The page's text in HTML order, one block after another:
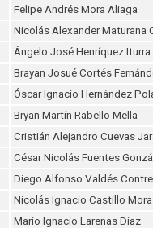
Felipe Andrés Mora Aliaga
Nicolás Alexander Maturana
Ángelo José Henríquez Iturra
Brayan Josué Cortés
Óscar Ignacio Hernández
Bryan Martín Rabello Mella
Cristián Alejandro Cuevas
César Nicolás Fuentes
Diego Alfonso Valdés
Nicolás Ignacio Castillo Mora
Mario Ignacio Larenas Díaz